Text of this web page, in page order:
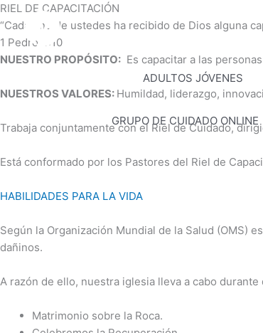
Ir
al
contenido
ADULTOS JÓVENES
GRUPO DE CUIDADO ONLINE
RIEL DE CAPACITACIÓN
“Cada uno de ustedes ha recibido de Dios alguna
1 Pedro 4:10
NUESTRO PROPÓSITO: Es capacitar a las
NUESTROS VALORES: Humildad, liderazgo,
Trabaja conjuntamente con el Riel de Cuidado,
Está conformado por los Pastores del Riel de
HABILIDADES PARA LA VIDA
Según la Organización Mundial de la Salud (OMS)
dañinos.
A razón de ello, nuestra iglesia lleva a cabo
Matrimonio sobre la Roca.